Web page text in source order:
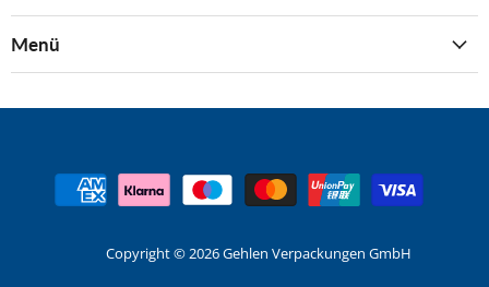
Menü
Copyright © 2026 Gehlen Verpackungen GmbH